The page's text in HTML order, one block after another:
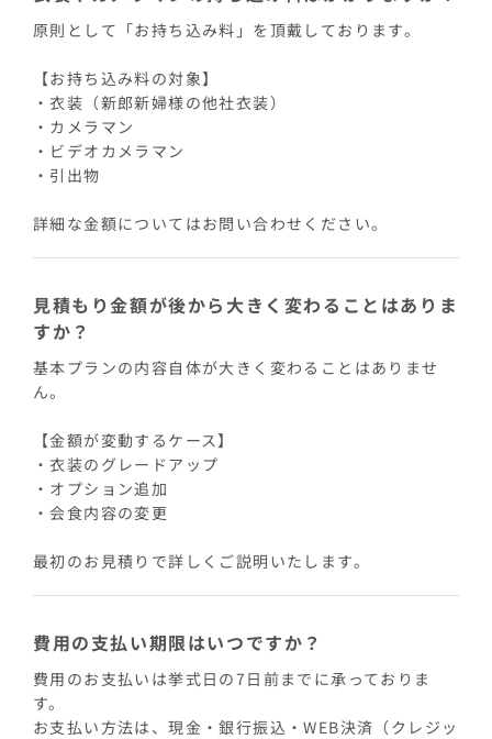
原則として「お持ち込み料」を頂戴しております。
【お持ち込み料の対象】
・衣装（新郎新婦様の他社衣装）
・カメラマン
・ビデオカメラマン
・引出物
詳細な金額についてはお問い合わせください。
見積もり金額が後から大きく変わることはありま
すか？
基本プランの内容自体が大きく変わることはありませ
ん。
【金額が変動するケース】
・衣装のグレードアップ
・オプション追加
・会食内容の変更
最初のお見積りで詳しくご説明いたします。
費用の支払い期限はいつですか？
費用のお支払いは挙式日の7日前までに承っておりま
す。
お支払い方法は、現金・銀行振込・WEB決済（クレジッ